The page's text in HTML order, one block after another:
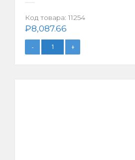
Код товара: 11254
₽8,087.66